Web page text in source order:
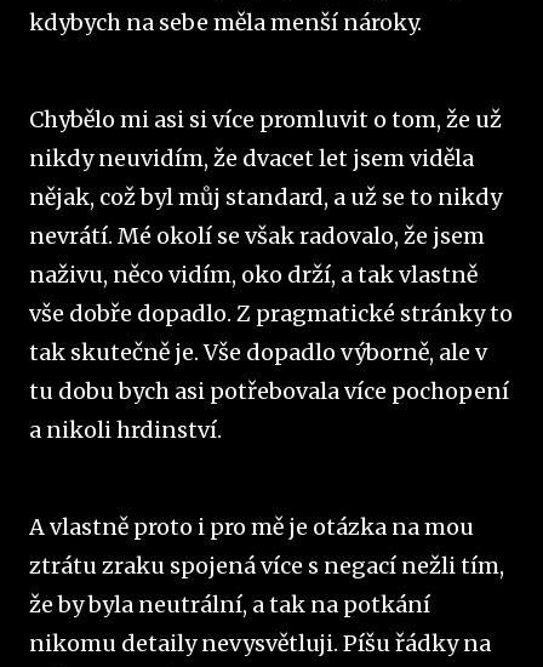
kdybych na sebe měla menší nároky.
Chybělo mi asi si více promluvit o tom, že už
nikdy neuvidím, že dvacet let jsem viděla
nějak, což byl můj standard, a už se to nikdy
nevrátí. Mé okolí se však radovalo, že jsem
naživu, něco vidím, oko drží, a tak vlastně
vše dobře dopadlo. Z pragmatické stránky to
tak skutečně je. Vše dopadlo výborně, ale v
tu dobu bych asi potřebovala více pochopení
a nikoli hrdinství.
A vlastně proto i pro mě je otázka na mou
ztrátu zraku spojená více s negací nežli tím,
že by byla neutrální, a tak na potkání
nikomu detaily nevysvětluji. Píšu řádky na